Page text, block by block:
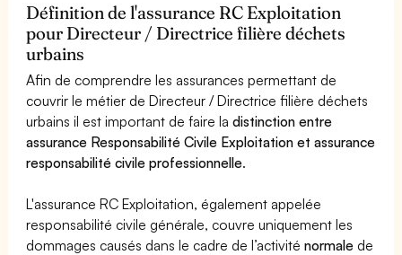
Définition de l'assurance RC Exploitation
pour Directeur / Directrice filière déchets
urbains
Afin de comprendre les assurances permettant de
couvrir le métier de Directeur / Directrice filière déchets
urbains il est important de faire ladistinction entre
assurance Responsabilité Civile Exploitation et assurance
responsabilité civile professionnelle.
L'assurance RC Exploitation, également appelée
responsabilité civile générale, couvre uniquement les
dommages causés dans le cadre de l’activiténormale de